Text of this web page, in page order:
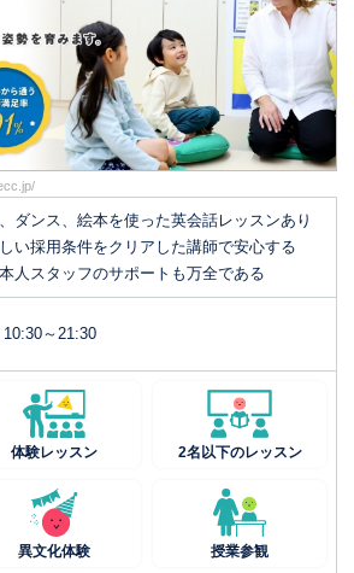
、ダンス、絵本を使った英会話レッスンあり
しい採用条件をクリアした講師で安心する
本人スタッフのサポートも万全である
～21:30
体験レッスン 2名以下のレッスン
異文化体験 授業参観